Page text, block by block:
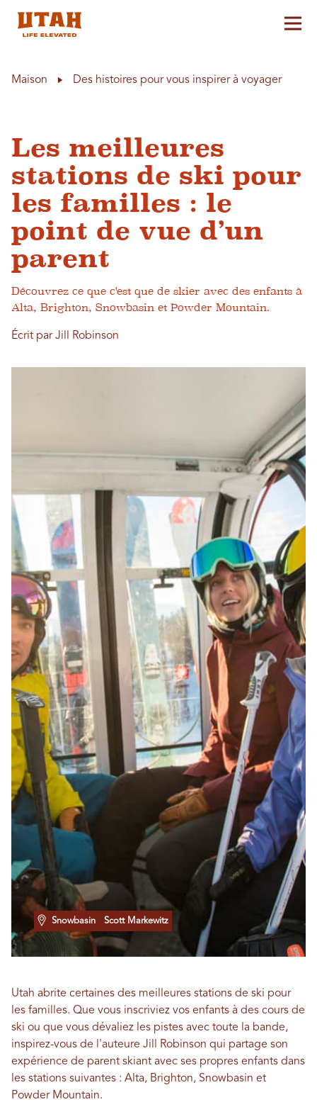
Maison Des histoires pour vous inspirer à voyager
Les meilleures
stations de ski pour
les familles : le
point de vue d’un
parent
Découvrez ce que c'est que de skier avec des enfants à
Alta, Brighton, Snowbasin et Powder Mountain.
Écrit par Jill Robinson
Snowbasin Scott Markewitz
Utah abrite certaines des meilleures stations de ski pour
les familles. Que vous inscriviez vos enfants à des cours de
ski ou que vous dévaliez les pistes avec toute la bande,
inspirez-vous de l'auteure Jill Robinson qui partage son
expérience de parent skiant avec ses propres enfants dans
les stations suivantes : Alta, Brighton, Snowbasin et
Powder Mountain.